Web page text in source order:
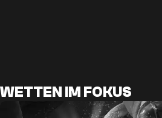
WETTEN IM FOKUS